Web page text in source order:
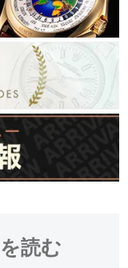
を読む